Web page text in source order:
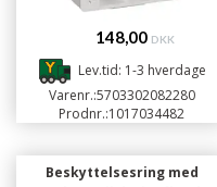
148,00 DKK
Lev.tid: 1-3 hverdage
Varenr.:5703302082280
Prodnr.:1017034482
Beskyttelsesring med